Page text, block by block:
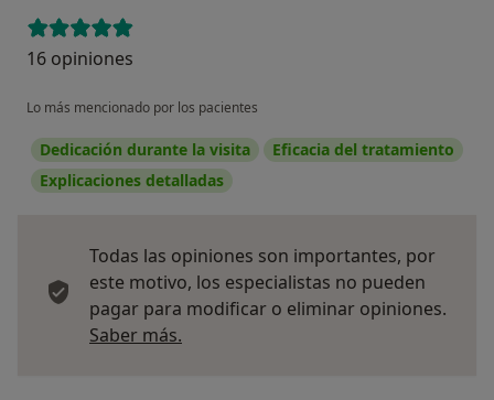
16 opiniones
Lo más mencionado por los pacientes
Dedicación durante la visita
Eficacia del tratamiento
Explicaciones detalladas
Todas las opiniones son importantes, por
este motivo, los especialistas no pueden
pagar para modificar o eliminar opiniones.
Saber más.